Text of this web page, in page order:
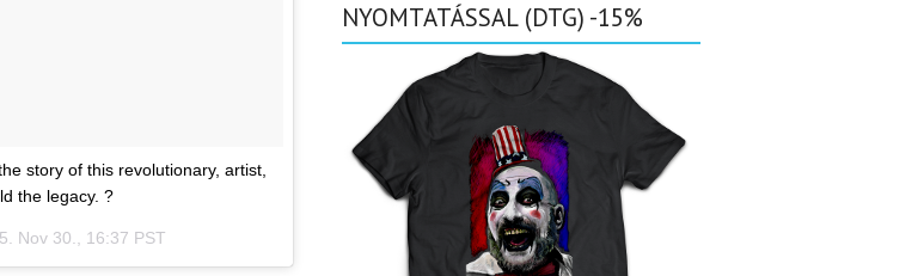
story of this revolutionary, artist,
the legacy. ?
Nov 30., 16:37 PST
NYOMTATÁSSAL (DTG) -15%